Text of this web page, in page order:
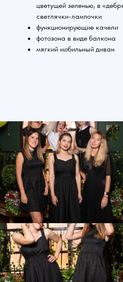
цветущей зеленью, в
светлячки-лампочки
функционирующие качели
фотозона в виде балкона
мягкий мобильный диван